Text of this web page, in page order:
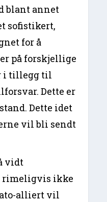
blant annet
sofistikert,
for å
på forskjellige
i tillegg til
Dette er
Dette idet
vil bli sendt
vidt
rimeligvis ikke
alliert vil